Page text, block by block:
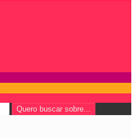
Quero buscar sobre...